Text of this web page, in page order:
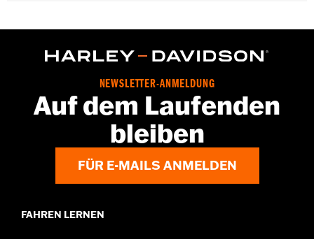
erfordert möglicherweise einen modellspezifischen
NEWSLETTER-ANMELDUNG
Auf dem Laufenden
bleiben
FÜR E-MAILS ANMELDEN
FAHREN LERNEN